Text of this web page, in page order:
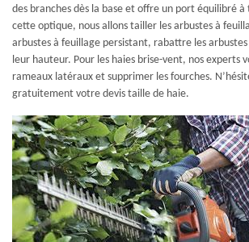
des branches dès la base et offre un port équilibré à
cette optique, nous allons tailler les arbustes à
arbustes à feuillage persistant, rabattre les
leur hauteur. Pour les haies brise-vent, nos experts
rameaux latéraux et supprimer les fourches.
gratuitement votre devis taille de haie.